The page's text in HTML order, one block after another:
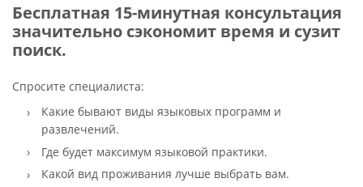
Бесплатная 15-минутная консультация
значительно сэкономит время и сузит
поиск.
Спросите специалиста:
Какие бывают виды языковых программ и
развлечений.
Где будет максимум языковой практики.
Какой вид проживания лучше выбрать вам.